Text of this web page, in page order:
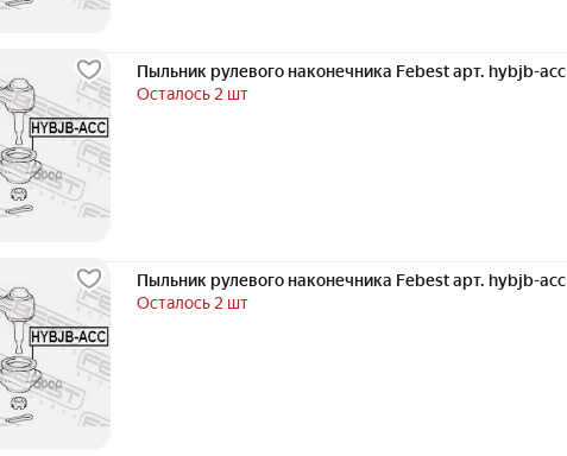
Пыльник рулевого наконечника Febest арт. hybjb-acc
Осталось 2 шт
Пыльник рулевого наконечника Febest арт. hybjb-acc
Осталось 2 шт